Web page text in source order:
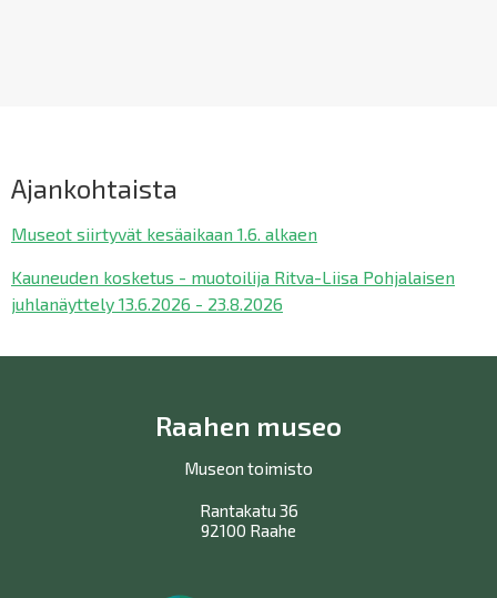
Ajankohtaista
Museot siirtyvät kesäaikaan 1.6. alkaen
Kauneuden kosketus - muotoilija Ritva-Liisa Pohjalaisen
juhlanäyttely 13.6.2026 - 23.8.2026
Raahen museo
Museon toimisto
Rantakatu 36
92100 Raahe